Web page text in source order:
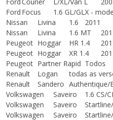
Ford Focus 1.6 GL/GLX -
Nissan
Livina 1.6
2011
Nissan
Livina 1.6 MT
Peugeot Hoggar HR 1.4
Peugeot Hoggar XR 1.4
Peugeot Partner Rapid Todos
Renault
Logan todas as
Renault
Sandero Authentique/
Volkswagen
Saveiro 1.6 CS/
Volkswagen
Saveiro
Volkswagen
Saveiro